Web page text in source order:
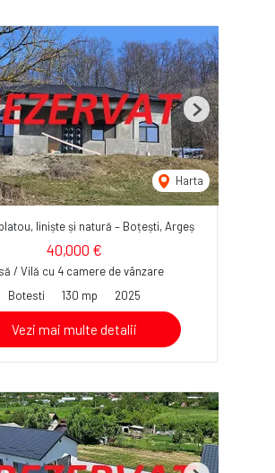
Harta
Next
liniște și natură – Boțești, Argeș
40,000 €
/ Vilă cu 4 camere de vânzare
Botesti
130 mp 2025
Vezi mai multe detalii